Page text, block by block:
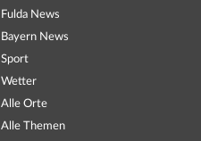
Fulda News
Bayern News
Sport
Wetter
Alle Orte
Alle Themen